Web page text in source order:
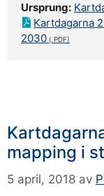
Ursprung:
Kartdagarna
2030
mapping i
5 april, 2018 av